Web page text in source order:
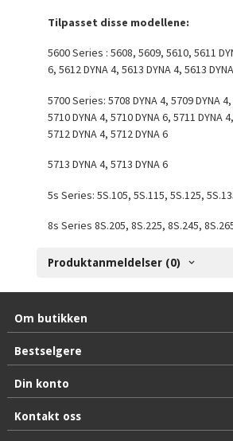
Tilpasset disse modellene:
5600 Series : 5608, 5609, 5610, 5611
6, 5612 DYNA 4, 5613 DYNA 4, 5613
5700 Series: 5708 DYNA 4, 5709 DYNA
5710 DYNA 4, 5710 DYNA 6, 5711 DYNA
5712 DYNA 4, 5712 DYNA 6
5713 DYNA 4, 5713 DYNA 6
5s Series: 5S.105, 5S.115, 5S.125,
8s Series 8S.205, 8S.225, 8S.245,
Produktanmeldelser (0)
Om butikken
Bestselgere
Din konto
Kontakt oss